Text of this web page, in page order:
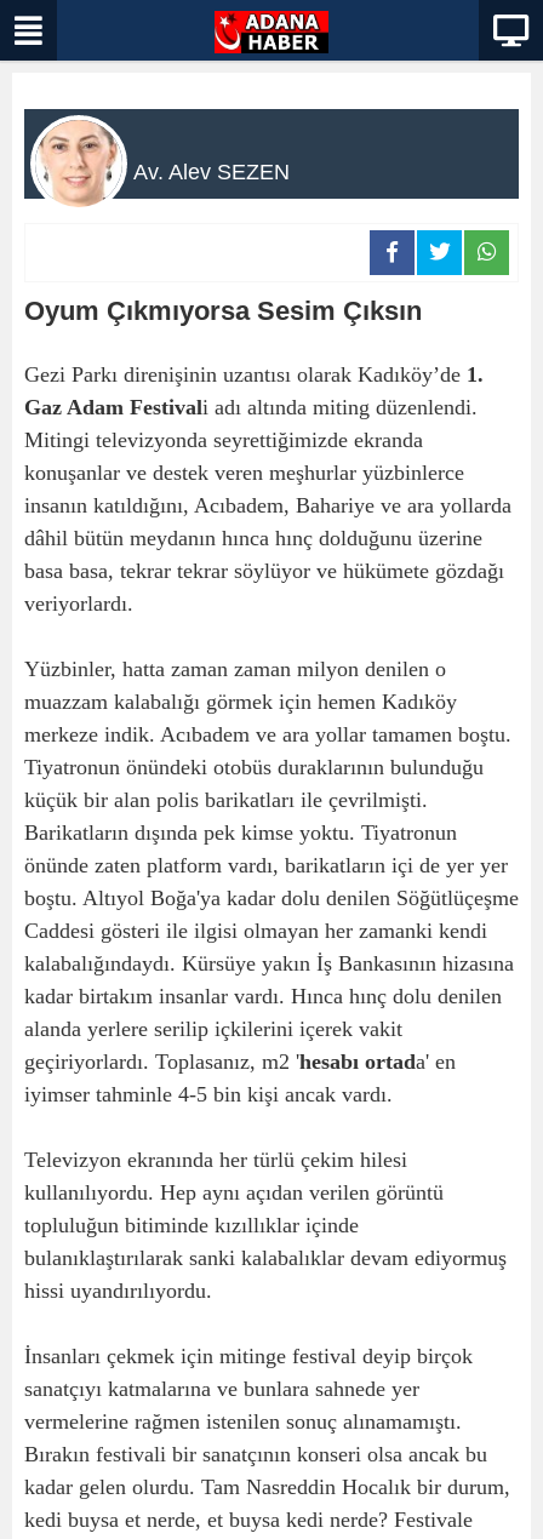
Av. Alev SEZEN
Oyum Çıkmıyorsa Sesim Çıksın
Gezi Parkı direnişinin uzantısı olarak Kadıköy’de 1.
Gaz Adam Festivali adı altında miting düzenlendi.
Mitingi televizyonda seyrettiğimizde ekranda
konuşanlar ve destek veren meşhurlar yüzbinlerce
insanın katıldığını, Acıbadem, Bahariye ve ara yollarda
dâhil bütün meydanın hınca hınç dolduğunu üzerine
basa basa, tekrar tekrar söylüyor ve hükümete gözdağı
veriyorlardı.
Yüzbinler, hatta zaman zaman milyon denilen o
muazzam kalabalığı görmek için hemen Kadıköy
merkeze indik. Acıbadem ve ara yollar tamamen boştu.
Tiyatronun önündeki otobüs duraklarının bulunduğu
küçük bir alan polis barikatları ile çevrilmişti.
Barikatların dışında pek kimse yoktu. Tiyatronun
önünde zaten platform vardı, barikatların içi de yer yer
boştu. Altıyol Boğa'ya kadar dolu denilen Söğütlüçeşme
Caddesi gösteri ile ilgisi olmayan her zamanki kendi
kalabalığındaydı. Kürsüye yakın İş Bankasının hizasına
kadar birtakım insanlar vardı. Hınca hınç dolu denilen
alanda yerlere serilip içkilerini içerek vakit
geçiriyorlardı. Toplasanız, m2 'hesabı ortada' en
iyimser tahminle 4-5 bin kişi ancak vardı.
Televizyon ekranında her türlü çekim hilesi
kullanılıyordu. Hep aynı açıdan verilen görüntü
topluluğun bitiminde kızıllıklar içinde
bulanıklaştırılarak sanki kalabalıklar devam ediyormuş
hissi uyandırılıyordu.
İnsanları çekmek için mitinge festival deyip birçok
sanatçıyı katmalarına ve bunlara sahnede yer
vermelerine rağmen istenilen sonuç alınamamıştı.
Bırakın festivali bir sanatçının konseri olsa ancak bu
kadar gelen olurdu. Tam Nasreddin Hocalık bir durum,
kedi buysa et nerde, et buysa kedi nerde? Festivale